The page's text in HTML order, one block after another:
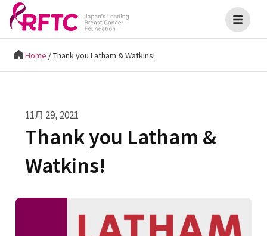
Home /Thank you Latham & Watkins!
11月 29, 2021
Thank you Latham &
Watkins!